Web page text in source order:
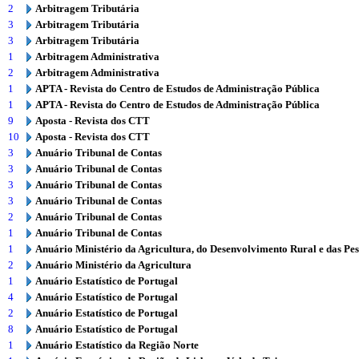
2
Arbitragem Tributária
3
Arbitragem Tributária
3
Arbitragem Tributária
1
Arbitragem Administrativa
2
Arbitragem Administrativa
1
APTA - Revista do Centro de Estudos de Administração Pública
1
APTA - Revista do Centro de Estudos de Administração Pública
9
Aposta - Revista dos CTT
10
Aposta - Revista dos CTT
3
Anuário Tribunal de Contas
3
Anuário Tribunal de Contas
3
Anuário Tribunal de Contas
3
Anuário Tribunal de Contas
2
Anuário Tribunal de Contas
1
Anuário Tribunal de Contas
1
Anuário Ministério da Agricultura, do Desenvolvimento Rural e das
2
Anuário Ministério da Agricultura
1
Anuário Estatístico de Portugal
4
Anuário Estatístico de Portugal
2
Anuário Estatístico de Portugal
8
Anuário Estatístico de Portugal
1
Anuário Estatístico da Região Norte